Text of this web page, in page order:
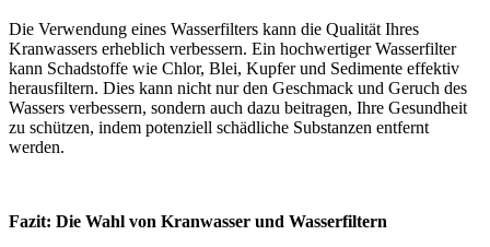
Die Verwendung eines Wasserfilters kann die Qualität Ihres
Kranwassers erheblich verbessern. Ein hochwertiger Wasserfilter
kann Schadstoffe wie Chlor, Blei, Kupfer und Sedimente effektiv
herausfiltern. Dies kann nicht nur den Geschmack und Geruch des
Wassers verbessern, sondern auch dazu beitragen, Ihre Gesundheit
zu schützen, indem potenziell schädliche Substanzen entfernt
werden.
Fazit: Die Wahl von Kranwasser und Wasserfiltern